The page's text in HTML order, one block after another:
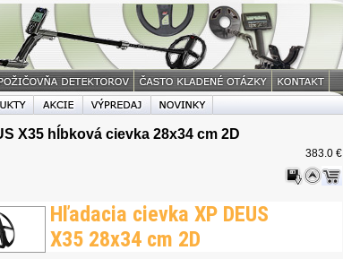
X35 hĺbková cievka 28x34 cm 2D
383.0 €
Hľadacia cievka XP DEUS
X35 28x34 cm 2D